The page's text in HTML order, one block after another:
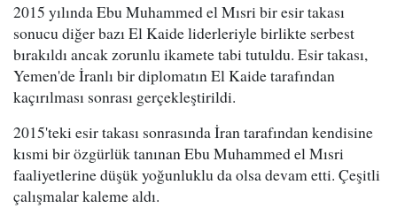
2015 yılında Ebu Muhammed el Mısri bir esir takası
sonucu diğer bazı El Kaide liderleriyle birlikte serbest
bırakıldı ancak zorunlu ikamete tabi tutuldu. Esir takası,
Yemen'de İranlı bir diplomatın El Kaide tarafından
kaçırılması sonrası gerçekleştirildi.
2015'teki esir takası sonrasında İran tarafından kendisine
kısmi bir özgürlük tanınan Ebu Muhammed el Mısri
faaliyetlerine düşük yoğunluklu da olsa devam etti. Çeşitli
çalışmalar kaleme aldı.